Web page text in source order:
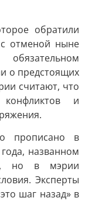
обратили
отменой ныне
о предстоящих
считают, что
и
прописано в
названном
но в мэрии
Эксперты
шаг назад» в